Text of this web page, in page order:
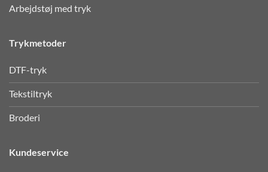
Arbejdstøj med tryk
Trykmetoder
DTF-tryk
Tekstiltryk
Broderi
Kundeservice